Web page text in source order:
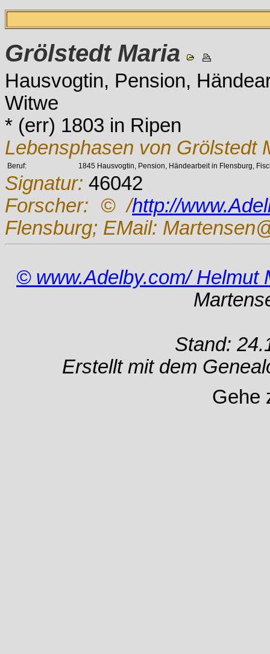
GrölstedtMaria
Hausvogtin, Pension,
Witwe
* (err) 1803 in Ripen
Lebensphasen von Grölstedt
Beruf: 1845 Hausvogtin, Pension, Händearbeit in Flensburg,
Signatur: 46042
Forscher: © /http://
Flensburg; EMail:
© www.Adelby.com/ Helmut
Stand:
Erstellt mit dem
Gehe